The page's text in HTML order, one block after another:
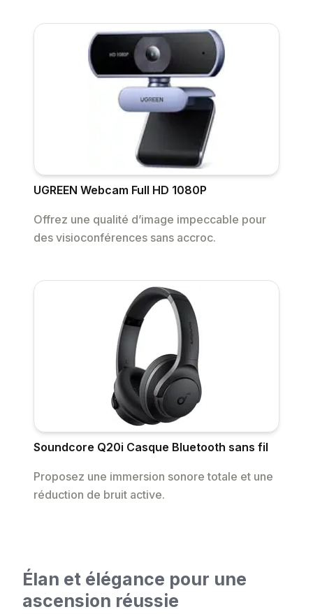
UGREEN Webcam Full HD 1080P
Offrez une qualité d’image impeccable pour
des visioconférences sans accroc.
Soundcore Q20i Casque Bluetooth sans fil
Proposez une immersion sonore totale et une
réduction de bruit active.
Élan et élégance pour une
ascension réussie